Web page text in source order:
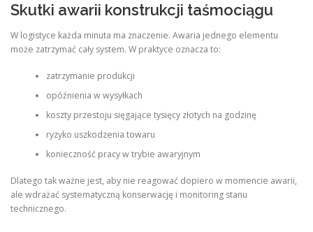
Skutki awarii konstrukcji taśmociągu
W logistyce każda minuta ma znaczenie. Awaria jednego elementu
może zatrzymać cały system. W praktyce oznacza to:
zatrzymanie produkcji
opóźnienia w wysyłkach
koszty przestoju sięgające tysięcy złotych na godzinę
ryzyko uszkodzenia towaru
konieczność pracy w trybie awaryjnym
Dlatego tak ważne jest, aby nie reagować dopiero w momencie awarii,
ale wdrażać systematyczną konserwację i monitoring stanu
technicznego.